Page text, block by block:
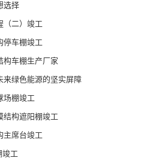
选择
（二）竣工
停车棚竣工
构车棚生产厂家
来绿色能源的坚实屏障
场棚竣工
结构遮阳棚竣工
主席台竣工
竣工